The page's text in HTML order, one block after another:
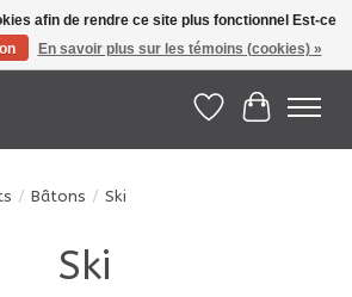
|info@lepedalier.com| 1-418-986-2965
Liste dePanier
/ Bâtons / Ski
Ski
afin de rendre ce site plus fonctionnel Est-ce
En savoir plus sur les témoins (cookies) »